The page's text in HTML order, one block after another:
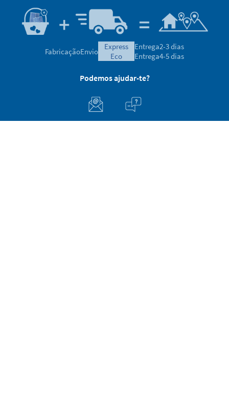
FabricaçãoEnvio
express
eco
Entrega2-3 dias
Entrega4-5 dias
Podemos ajudar-te?